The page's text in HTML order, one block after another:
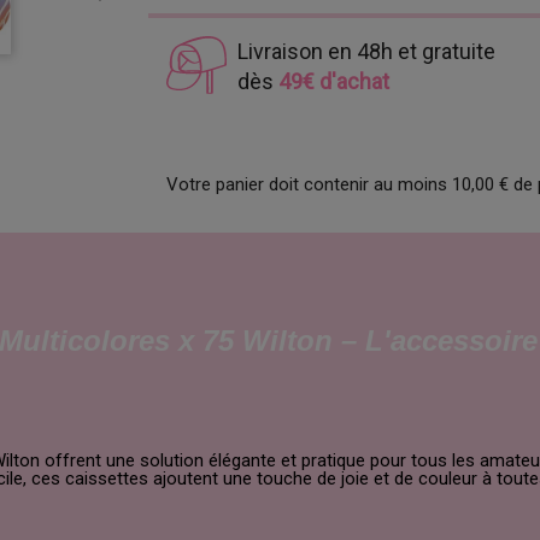
Livraison en 48h et gratuite
dès 49€ d'achat
Votre panier doit contenir au moins 10,00 €
offrent une solution élégante et pratique pour tous les
ces caissettes ajoutent une touche de joie et de couleur à